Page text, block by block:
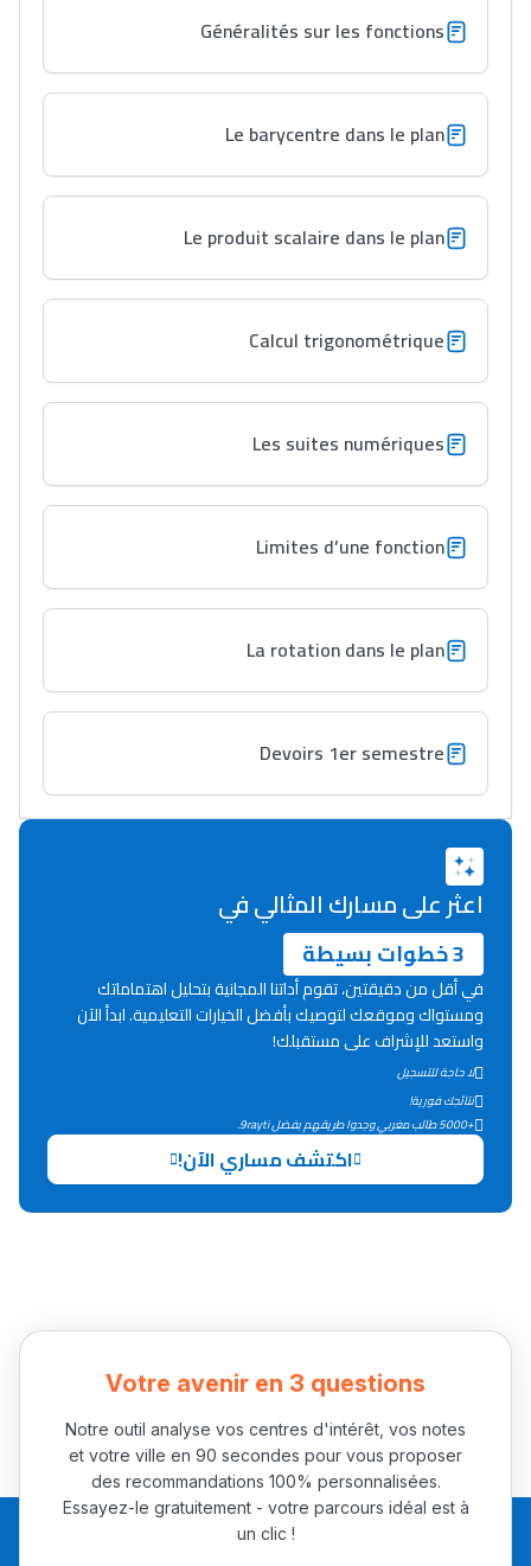
Généralités sur les fonctions
Le barycentre dans le plan
Le produit scalaire dans le plan
Calcul trigonométrique
Les suites numériques
Limites d’une fonction
La rotation dans le plan
Devoirs 1er semestre
اعثر على مسارك المثالي في
3 خطوات بسيطة
في أقل من دقيقتين، تقوم أداتنا المجانية بتحليل اهتماماتك
ومستواك وموقعك لتوصيك بأفضل الخيارات التعليمية. ابدأ الآن
واستعد للإشراف على مستقبلك!
لا حاجة للتسجيل
نتائجك فورية!
+5000 طالب مغربي وجدوا طريقهم بفضل 9rayti.
اكتشف مساري الآن!
Votre avenir en 3 questions
Notre outil analyse vos centres d'intérêt, vos notes
et votre ville en 90 secondes pour vous proposer
des recommandations 100% personnalisées.
Essayez-le gratuitement - votre parcours idéal est à
un clic !